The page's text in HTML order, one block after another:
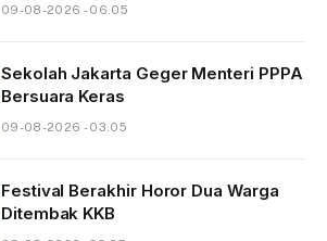
09-08-2026 - 06.05
Sekolah Jakarta Geger Menteri PPPA
Bersuara Keras
09-08-2026 - 03.05
Festival Berakhir Horor Dua Warga
Ditembak KKB